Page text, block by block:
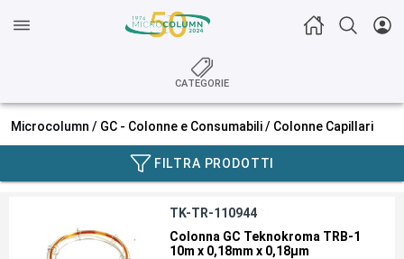
CATEGORIE
Microcolumn / GC - Colonne e Consumabili/ Colonne Capillari
FILTRA PRODOTTI
TK-TR-110944
Colonna GC Teknokroma TRB-1
10m x 0,18mm x 0,18µm